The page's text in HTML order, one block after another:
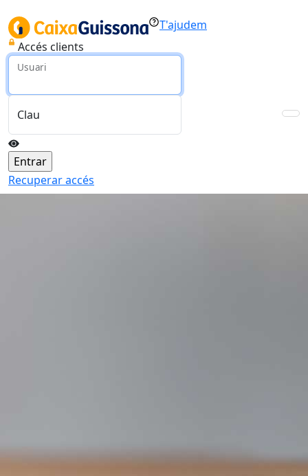
T'ajudem
Accés clients
Usuari
Clau
Recuperar accés